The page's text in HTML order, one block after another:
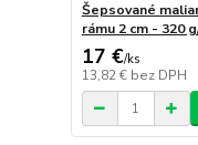
Šepsované
rámu 2 cm - 320
17 €/ks
13,82 € bez DPH